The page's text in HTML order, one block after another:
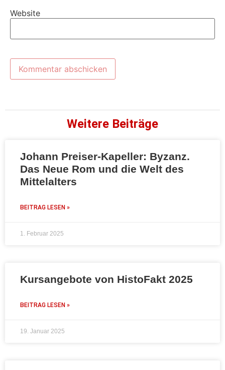
Website
Weitere Beiträge
Johann Preiser-Kapeller: Byzanz.
Das Neue Rom und die Welt des
Mittelalters
BEITRAG LESEN »
1. Februar 2025
Kursangebote von HistoFakt 2025
BEITRAG LESEN »
19. Januar 2025